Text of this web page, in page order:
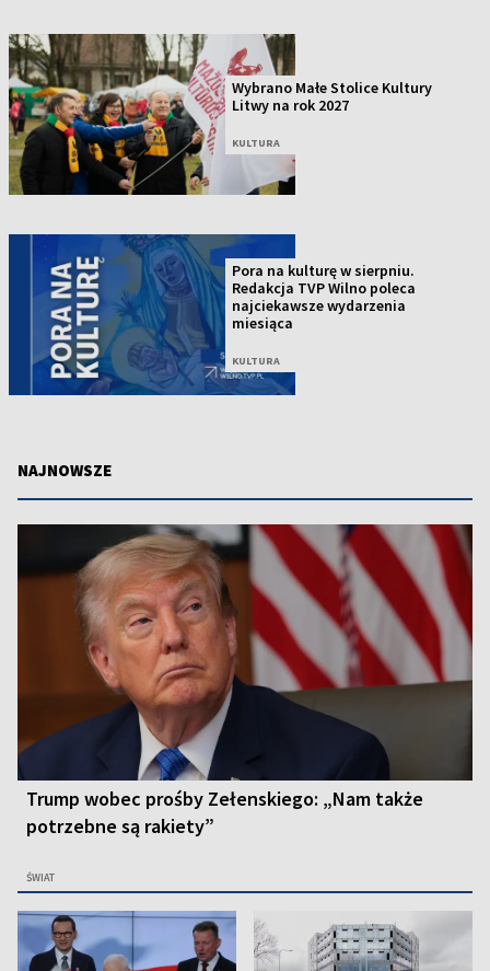
Wybrano Małe Stolice Kultury
Litwy na rok 2027
KULTURA
Pora na kulturę w sierpniu.
Redakcja TVP Wilno poleca
najciekawsze wydarzenia
miesiąca
KULTURA
NAJNOWSZE
Trump wobec prośby Zełenskiego: „Nam także
potrzebne są rakiety”
ŚWIAT